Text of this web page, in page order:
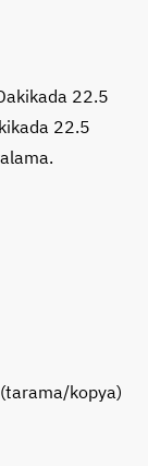
22.5
22.5
kopya)